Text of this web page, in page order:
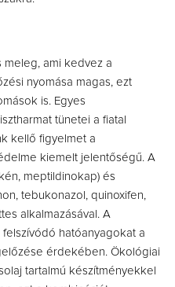
meleg, ami kedvez a
nyomása magas, ezt
is. Egyes
tünetei a fiatal
kellő figyelmet a
kiemelt jelentőségű. A
meptildinokap) és
tebukonazol, quinoxifen,
alkalmazásával. A
hatóanyagokat a
érdekében. Ökológiai
tartalmú készítményekkel